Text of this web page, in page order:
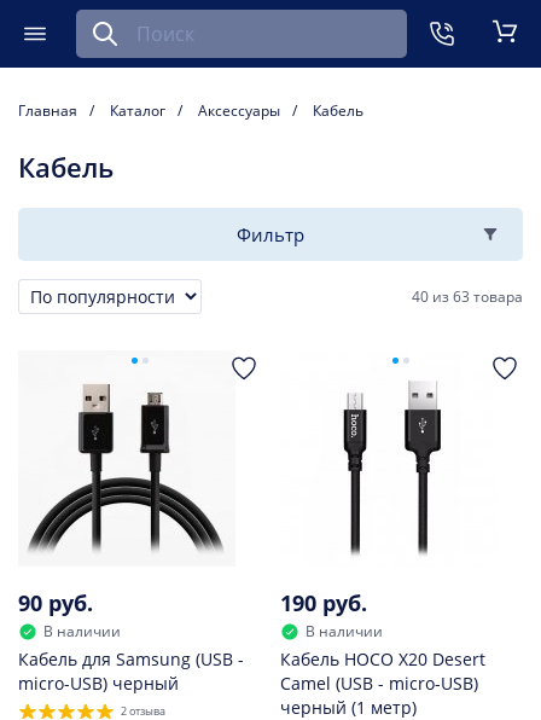
Меню
Найти запчасть для мобильного устройства
Главная Каталог Аксессуары Кабель
Кабель
Фильтр
Сортировка 40 из63 товара
90 руб.
В наличии
Кабель для Samsung (USB -
micro-USB) черный
2 отзыва
190 руб.
В наличии
Кабель HOCO X20 Desert
Camel (USB - micro-USB)
черный (1 метр)